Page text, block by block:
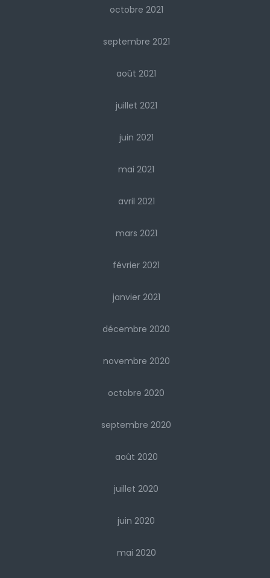
octobre 2021
septembre 2021
août 2021
juillet 2021
juin 2021
mai 2021
avril 2021
mars 2021
février 2021
janvier 2021
décembre 2020
novembre 2020
octobre 2020
septembre 2020
août 2020
juillet 2020
juin 2020
mai 2020